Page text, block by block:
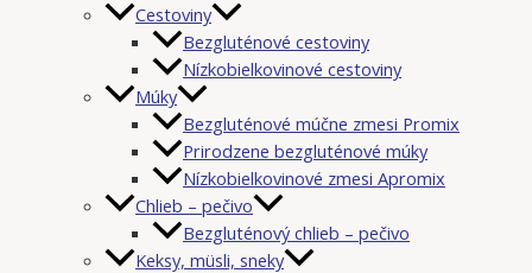
Cestoviny
Bezgluténové cestoviny
Nízkobielkovinové cestoviny
Múky
Bezgluténové múčne zmesi Promix
Prirodzene bezgluténové múky
Nízkobielkovinové zmesi Apromix
Chlieb – pečivo
Bezgluténový chlieb – pečivo
Keksy, müsli, sneky